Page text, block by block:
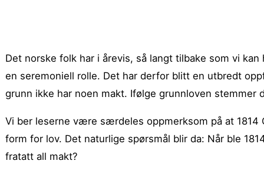
Det norske folk har i årevis, så langt tilbake som vi
en seremoniell rolle. Det har derfor blitt en utbredt
grunn ikke har noen makt. Ifølge grunnloven stemmer
Vi ber leserne være særdeles oppmerksom på at
form for lov. Det naturlige spørsmål blir da: Når ble
fratatt all makt?